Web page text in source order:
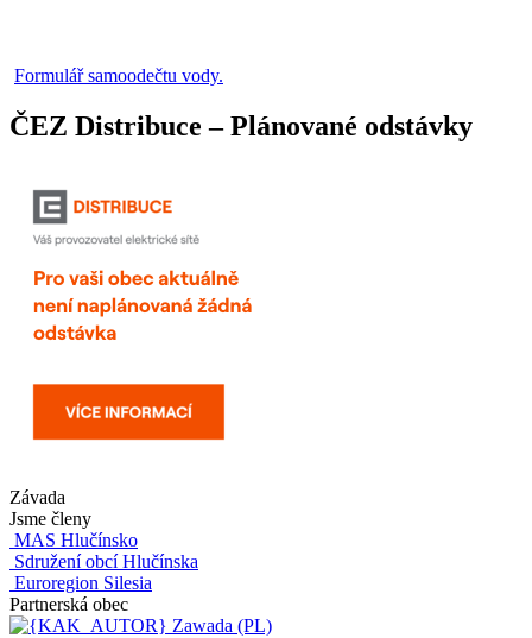
Formulář samoodečtu vody.
ČEZ Distribuce – Plánované odstávky
Závada
Jsme členy
MAS Hlučínsko
Sdružení obcí Hlučínska
Euroregion Silesia
Partnerská obec
Zawada (PL)